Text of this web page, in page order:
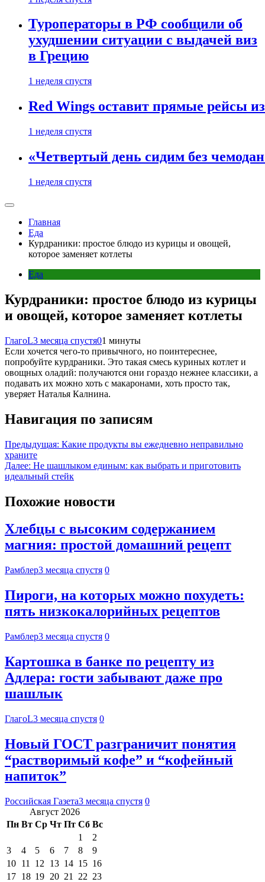
Туроператоры в РФ сообщили об
ухудшении ситуации с выдачей виз
в Грецию
1 неделя спустя
Red Wings оставит прямые рейсы
1 неделя спустя
«Четвертый день сидим без
1 неделя спустя
Главная
Еда
Курдраники: простое блюдо из курицы и овощей,
которое заменяет котлеты
Еда
Курдраники: простое блюдо из курицы
и овощей, которое заменяет котлеты
ГлагоL3 месяца спустя01 минуты
Если хочется чего-то привычного, но поинтереснее,
попробуйте курдраники. Это такая смесь куриных котлет и
овощных оладий: получаются они гораздо нежнее классики, а
подавать их можно хоть с макаронами, хоть просто так,
уверяет Наталья Калнина.
Навигация по записям
Предыдущая: Какие продукты вы ежедневно неправильно
храните
Далее: Не шашлыком единым: как выбрать и приготовить
идеальный стейк
Похожие новости
Хлебцы с высоким содержанием
магния: простой домашний рецепт
Рамблер3 месяца спустя 0
Пироги, на которых можно похудеть:
пять низкокалорийных рецептов
Рамблер3 месяца спустя 0
Картошка в банке по рецепту из
Адлера: гости забывают даже про
шашлык
ГлагоL3 месяца спустя 0
Новый ГОСТ разграничит понятия
“растворимый кофе” и “кофейный
напиток”
Российская Газета3 месяца спустя 0
Август 2026
Пн Вт Ср Чт Пт Сб Вс
1
2
3
4 5 6 7 8
9
10 11 12 13 14 15 16
17 18 19 20 21 22 23